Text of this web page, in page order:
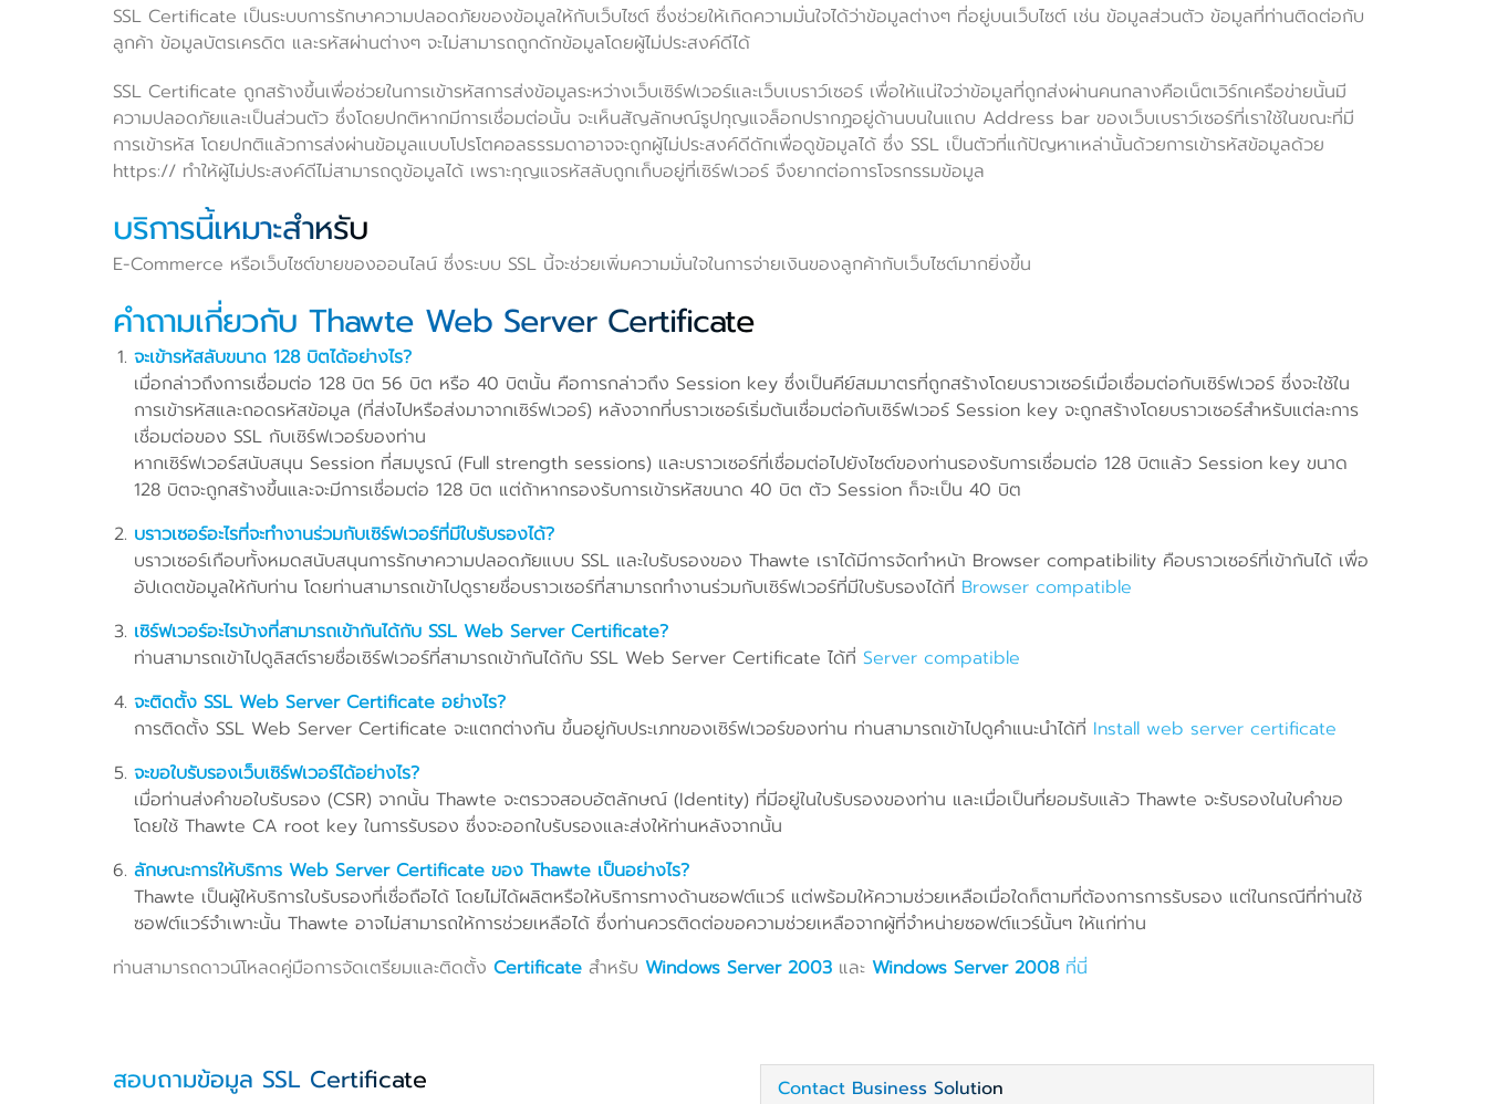
SSL Certificate เป็นระบบการรักษาความปลอดภัยของข้อมูลให้กับเว็บไซต์ ซึ่งช่วยให้เกิดความมั่นใจได้ว่าข้อมูลต่างๆ ที่อยู่บนเว็บไซต์ เช่น ข้อมูลส่วนตัว ข้อมูลที่ท่านติดต่อกับ
ลูกค้า ข้อมูลบัตรเครดิต และรหัสผ่านต่างๆ จะไม่สามารถถูกดักข้อมูลโดยผู้ไม่ประสงค์ดีได้
SSL Certificate ถูกสร้างขึ้นเพื่อช่วยในการเข้ารหัสการส่งข้อมูลระหว่างเว็บเซิร์ฟเวอร์และเว็บเบราว์เซอร์ เพื่อให้แน่ใจว่าข้อมูลที่ถูกส่งผ่านคนกลางคือเน็ตเวิร์กเครือข่ายนั้นมี
ความปลอดภัยและเป็นส่วนตัว ซึ่งโดยปกติหากมีการเชื่อมต่อนั้น จะเห็นสัญลักษณ์รูปกุญแจล็อกปรากฏอยู่ด้านบนในแถบ Address bar ของเว็บเบราว์เซอร์ที่เราใช้ในขณะที่มี
การเข้ารหัส โดยปกติแล้วการส่งผ่านข้อมูลแบบโปรโตคอลธรรมดาอาจจะถูกผู้ไม่ประสงค์ดีดักเพื่อดูข้อมูลได้ ซึ่ง SSL เป็นตัวที่แก้ปัญหาเหล่านั้นด้วยการเข้ารหัสข้อมูลด้วย
https:// ทำให้ผู้ไม่ประสงค์ดีไม่สามารถดูข้อมูลได้ เพราะกุญแจรหัสลับถูกเก็บอยู่ที่เซิร์ฟเวอร์ จึงยากต่อการโจรกรรมข้อมูล
บริการนี้เหมาะสำหรับ
E-Commerce หรือเว็บไซต์ขายของออนไลน์ ซึ่งระบบ SSL นี้จะช่วยเพิ่มความมั่นใจในการจ่ายเงินของลูกค้ากับเว็บไซต์มากยิ่งขึ้น
คำถามเกี่ยวกับ Thawte Web Server Certificate
จะเข้ารหัสลับขนาด 128 บิตได้อย่างไร?
เมื่อกล่าวถึงการเชื่อมต่อ 128 บิต 56 บิต หรือ 40 บิตนั้น คือการกล่าวถึง Session key ซึ่งเป็นคีย์สมมาตรที่ถูกสร้างโดยบราวเซอร์เมื่อเชื่อมต่อกับเซิร์ฟเวอร์ ซึ่งจะใช้ใน
การเข้ารหัสและถอดรหัสข้อมูล (ที่ส่งไปหรือส่งมาจากเซิร์ฟเวอร์) หลังจากที่บราวเซอร์เริ่มต้นเชื่อมต่อกับเซิร์ฟเวอร์ Session key จะถูกสร้างโดยบราวเซอร์สำหรับแต่ละการ
เชื่อมต่อของ SSL กับเซิร์ฟเวอร์ของท่าน
หากเซิร์ฟเวอร์สนับสนุน Session ที่สมบูรณ์ (Full strength sessions) และบราวเซอร์ที่เชื่อมต่อไปยังไซต์ของท่านรองรับการเชื่อมต่อ 128 บิตแล้ว Session key ขนาด
128 บิตจะถูกสร้างขึ้นและจะมีการเชื่อมต่อ 128 บิต แต่ถ้าหากรองรับการเข้ารหัสขนาด 40 บิต ตัว Session ก็จะเป็น 40 บิต
บราวเซอร์อะไรที่จะทำงานร่วมกับเซิร์ฟเวอร์ที่มีใบรับรองได้?
บราวเซอร์เกือบทั้งหมดสนับสนุนการรักษาความปลอดภัยแบบ SSL และใบรับรองของ Thawte เราได้มีการจัดทำหน้า Browser compatibility คือบราวเซอร์ที่เข้ากันได้ เพื่อ
อัปเดตข้อมูลให้กับท่าน โดยท่านสามารถเข้าไปดูรายชื่อบราวเซอร์ที่สามารถทำงานร่วมกับเซิร์ฟเวอร์ที่มีใบรับรองได้ที่ Browser compatible
เซิร์ฟเวอร์อะไรบ้างที่สามารถเข้ากันได้กับ SSL Web Server Certificate?
ท่านสามารถเข้าไปดูลิสต์รายชื่อเซิร์ฟเวอร์ที่สามารถเข้ากันได้กับ SSL Web Server Certificate ได้ที่Server compatible
จะติดตั้ง SSL Web Server Certificate อย่างไร?
การติดตั้ง SSL Web Server Certificate จะแตกต่างกัน ขึ้นอยู่กับประเภทของเซิร์ฟเวอร์ของท่าน ท่านสามารถเข้าไปดูคำแนะนำได้ที่ Install web server certificate
จะขอใบรับรองเว็บเซิร์ฟเวอร์ได้อย่างไร?
เมื่อท่านส่งคำขอใบรับรอง (CSR) จากนั้น Thawte จะตรวจสอบอัตลักษณ์ (Identity) ที่มีอยู่ในใบรับรองของท่าน และเมื่อเป็นที่ยอมรับแล้ว Thawte จะรับรองในใบคำขอ
โดยใช้ Thawte CA root key ในการรับรอง ซึ่งจะออกใบรับรองและส่งให้ท่านหลังจากนั้น
ลักษณะการให้บริการ Web Server Certificate ของ Thawte เป็นอย่างไร?
Thawte เป็นผู้ให้บริการใบรับรองที่เชื่อถือได้ โดยไม่ได้ผลิตหรือให้บริการทางด้านซอฟต์แวร์ แต่พร้อมให้ความช่วยเหลือเมื่อใดก็ตามที่ต้องการการรับรอง แต่ในกรณีที่ท่านใช้
ซอฟต์แวร์จำเพาะนั้น Thawte อาจไม่สามารถให้การช่วยเหลือได้ ซึ่งท่านควรติดต่อขอความช่วยเหลือจากผู้ที่จำหน่ายซอฟต์แวร์นั้นๆ ให้แก่ท่าน
ท่านสามารถดาวน์โหลดคู่มือการจัดเตรียมและติดตั้ง Certificate สำหรับ Windows Server 2003 และ Windows Server 2008 ที่นี่
สอบถามข้อมูล SSL Certificate Contact Business Solution